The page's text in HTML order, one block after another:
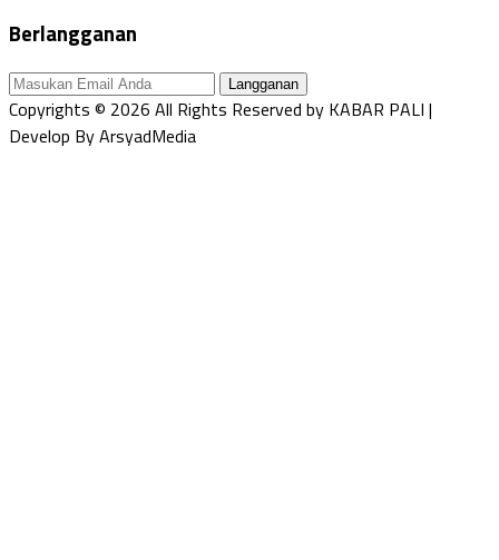
Berlangganan
Langganan
Copyrights © 2026 All Rights Reserved by KABAR PALI |
Develop By ArsyadMedia